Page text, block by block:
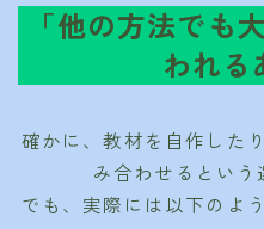
「他の方法でも
われる
確かに、教材を自作した
み合わせるという
でも、実際には以下のよ